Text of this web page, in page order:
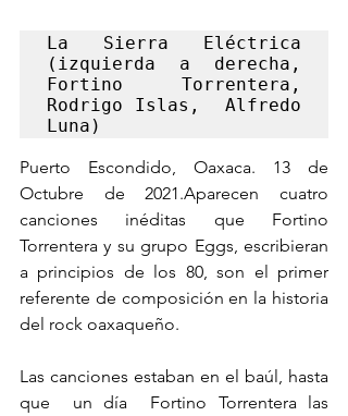
La Sierra Eléctrica
(izquierda a derecha,
Fortino Torrentera,
Rodrigo Islas,  Alfredo
Luna)
Puerto Escondido, Oaxaca. 13 de
Octubre de 2021.Aparecen cuatro
canciones inéditas que Fortino
Torrentera y su grupo Eggs, escribieran
a principios de los 80, son el primer
referente de composición en la historia
del rock oaxaqueño.
Las canciones estaban en el baúl, hasta
que  un día  Fortino Torrentera las